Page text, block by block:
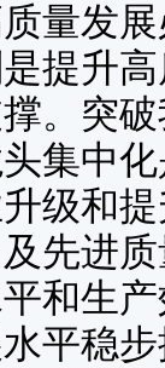
发展
提升
。突
集中
级和
先进
和生
平稳